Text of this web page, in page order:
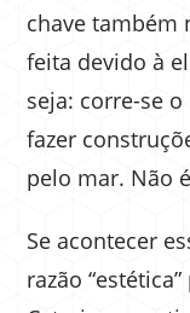
chave também
feita devido à
seja: corre-se
fazer
pelo mar. Não
Se acontecer
razão